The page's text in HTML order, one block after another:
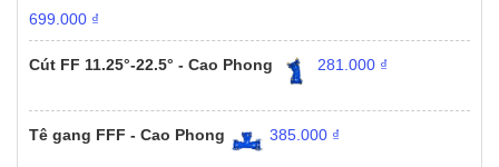
699.000 ₫
Cút FF 11.25°-22.5° - Cao Phong 281.000 ₫
Tê gang FFF - Cao Phong 385.000 ₫